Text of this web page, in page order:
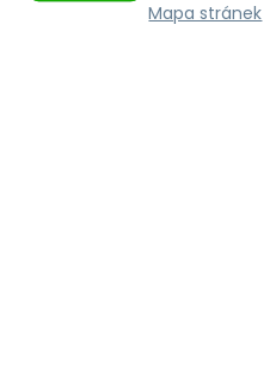
Mapa stránek